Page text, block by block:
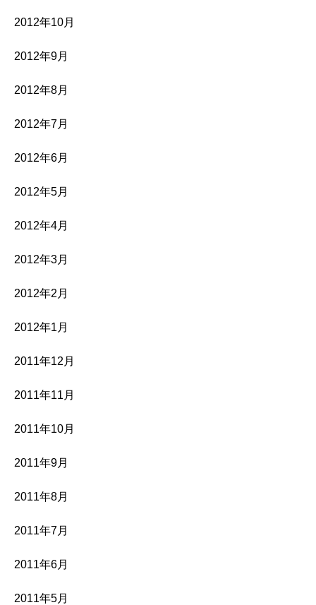
2012年10月
2012年9月
2012年8月
2012年7月
2012年6月
2012年5月
2012年4月
2012年3月
2012年2月
2012年1月
2011年12月
2011年11月
2011年10月
2011年9月
2011年8月
2011年7月
2011年6月
2011年5月